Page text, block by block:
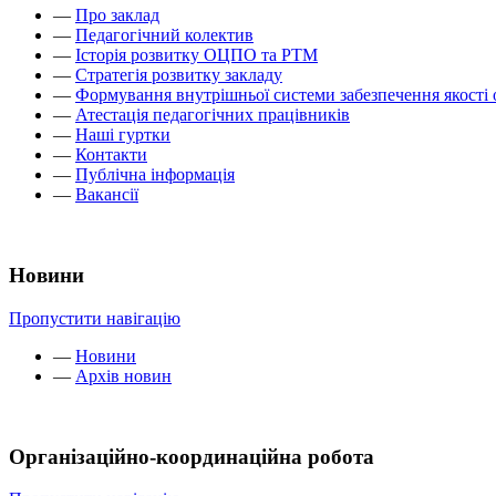
— Про заклад
— Педагогічний колектив
— Історія розвитку ОЦПО та РТМ
— Стратегія розвитку закладу
— Формування внутрішньої системи забезпечення якості
— Атестація педагогічних працівників
— Наші гуртки
— Контакти
— Публічна інформація
— Вакансії
Новини
Пропустити навігацію
— Новини
— Архів новин
Організаційно-координаційна робота